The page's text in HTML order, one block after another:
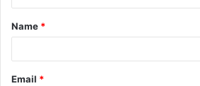
Name *
Email *